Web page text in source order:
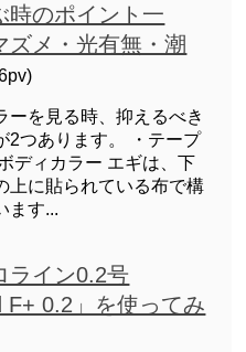
時のポイント一
ズメ・光有無・潮
ーを見る時、抑えるべき
2つあります。 ・テープ
ディカラー エギは、下
上に貼られている布で構
ます...
ライン0.2号
F+ 0.2」を使ってみ